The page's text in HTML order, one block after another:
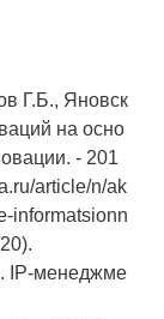
Г.Б., Яновск
на осно
- 201
article/n/ak
informatsionn
IP-менеджме